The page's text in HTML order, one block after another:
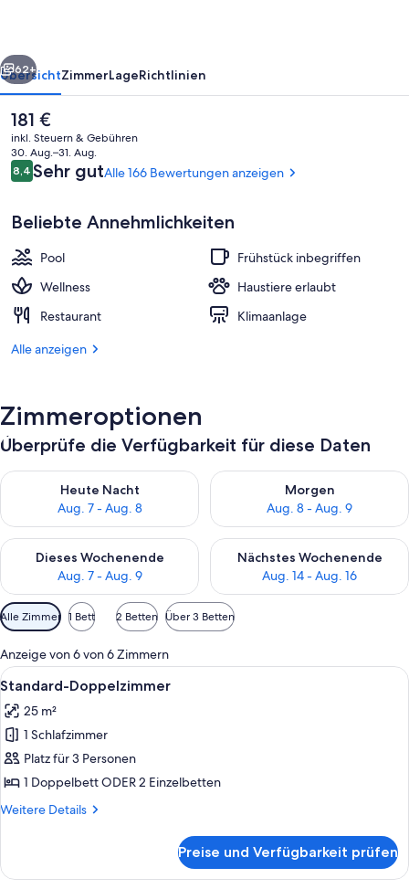
Sauna, Gesichtsbehandlungen,
Weiter
62+
ÜbersichtZimmerLageRichtlinien
Der
aktuelle
Preis
beträgt
181 €.
181 €
inkl. Steuern & Gebühren
30. Aug.–31. Aug.
Bewertungen
8,48,4 von 10.
Sehr gutAlle 166 Bewertungen anzeigen
Beliebte Annehmlichkeiten
Pool
Frühstück inbegriffen
Wellness
Haustiere erlaubt
Restaurant
Klimaanlage
Alle anzeigen
Zimmeroptionen
Überprüfe die Verfügbarkeit für diese Daten
Heute Nacht
Aug. 7 - Aug. 8
Überprüfe die Verfügbarkeit für heute Nacht, Aug. 7 - Aug. 8.
Morgen
Aug. 8 - Aug. 9
Überprüfe die Verfügbarkeit
Dieses Wochenende
Aug. 7 - Aug. 9
Überprüfe die Verfügbarkeit für dieses Wochenende, Aug. 7
Nächstes Wochenende
Aug. 14 - Aug. 16
Überprüfe die Verfügbarkeit
Verfügbare
Filter
für
Zimmer
Alle Zimmer 1 Bett 2 Betten Über 3 Betten
Anzeige von 6 von 6 Zimmern
Alle
Fotos
für
Standard-
Doppelzimmer
anzeigen
Ein Hotelzimmer mit einem großen
4
Standard-Doppelzimmer
25 m²
1 Schlafzimmer
Platz für 3 Personen
1 Doppelbett ODER 2 Einzelbetten
Weitere Details
Weitere
Doppelzimmer
Preise und Verfügbarkeit prüfen